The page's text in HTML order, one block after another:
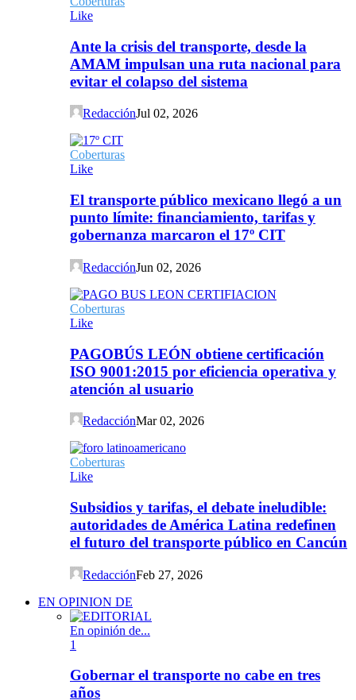
Like
Ante la crisis del transporte, desde la
AMAM impulsan una ruta nacional para
evitar el colapso del sistema
RedacciónJul 02, 2026
Coberturas
Like
El transporte público mexicano llegó a un
punto límite: financiamiento, tarifas y
gobernanza marcaron el 17º CIT
RedacciónJun 02, 2026
Coberturas
Like
PAGOBÚS LEÓN obtiene certificación
ISO 9001:2015 por eficiencia operativa y
atención al usuario
RedacciónMar 02, 2026
Coberturas
Like
Subsidios y tarifas, el debate ineludible:
autoridades de América Latina redefinen
el futuro del transporte público en Cancún
RedacciónFeb 27, 2026
EN OPINION DE
En opinión de...
1
Gobernar el transporte no cabe en tres
años